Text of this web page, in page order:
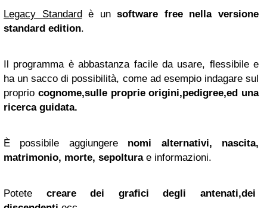
Legacy Standardè unsoftware free nella versione
standard edition.
Il programma è abbastanza facile da usare, flessibile e
ha un sacco di possibilità, come ad esempio indagare sul
proprio cognome,sulle proprie origini,pedigree,ed una
ricerca guidata.
È possibile aggiungere nomi alternativi, nascita,
matrimonio, morte, sepolturae informazioni.
Potete creare dei grafici degli antenati,dei